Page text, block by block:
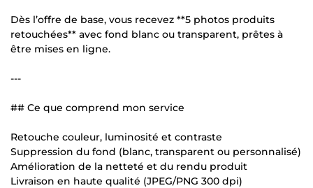
Dès l’offre de base, vous recevez **5 photos produits
retouchées** avec fond blanc ou transparent, prêtes à
être mises en ligne.
---
## Ce que comprend mon service
Retouche couleur, luminosité et contraste
Suppression du fond (blanc, transparent ou personnalisé)
Amélioration de la netteté et du rendu produit
Livraison en haute qualité (JPEG/PNG 300 dpi)